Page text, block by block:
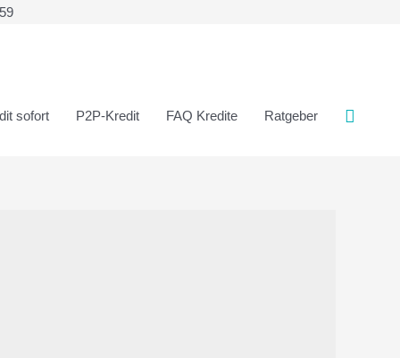
sofort P2P-Kredit FAQ Kredite Ratgeber